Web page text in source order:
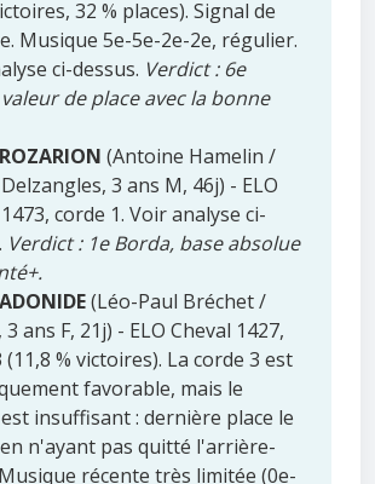
32 % places). Signal de
Musique 5e-5e-2e-2e, régulier.
ci-dessus. Verdict : 6e
de place avec la bonne
(Antoine Hamelin /
3 ans M, 46j) - ELO
corde 1. Voir analyse ci-
Verdict : 1e Borda, base absolue
(Léo-Paul Bréchet /
ans F, 21j) - ELO Cheval 1427,
(11,8 % victoires). La corde 3 est
favorable, mais le
insuffisant : dernière place le
n'ayant pas quitté l'arrière-
récente très limitée (0e-